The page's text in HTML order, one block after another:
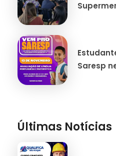
Saresp
Últimas Notícias